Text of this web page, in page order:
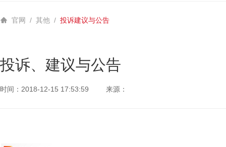
官网 / 其他 / 投诉建议与公告
投诉、建议与公告
时间：2018-12-15 17:53:59 来源：